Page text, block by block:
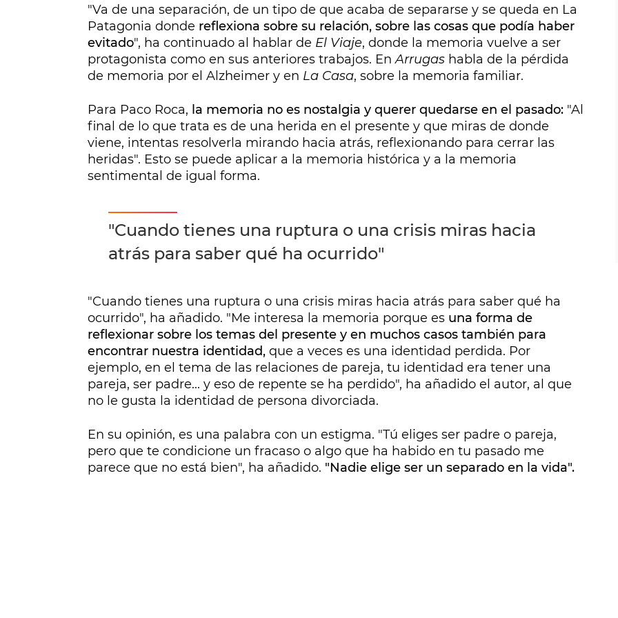
"Va de una separación, de un tipo de que acaba de separarse y se queda en La
Patagonia donde reflexiona sobre su relación, sobre las cosas que podía haber
evitado", ha continuado al hablar de El Viaje, donde la memoria vuelve a ser
protagonista como en sus anteriores trabajos. EnArrugas habla de la pérdida
de memoria por el Alzheimer y en La Casa, sobre la memoria familiar.
Para Paco Roca, la memoria no es nostalgia y querer quedarse en el pasado: "Al
final de lo que trata es de una herida en el presente y que miras de donde
viene, intentas resolverla mirando hacia atrás, reflexionando para cerrar las
heridas". Esto se puede aplicar a la memoria histórica y a la memoria
sentimental de igual forma.
"Cuando tienes una ruptura o una crisis miras hacia
atrás para saber qué ha ocurrido"
"Cuando tienes una ruptura o una crisis miras hacia atrás para saber qué ha
ocurrido", ha añadido. "Me interesa la memoria porque es una forma de
reflexionar sobre los temas del presente y en muchos casos también para
encontrar nuestra identidad, que a veces es una identidad perdida. Por
ejemplo, en el tema de las relaciones de pareja, tu identidad era tener una
pareja, ser padre... y eso de repente se ha perdido", ha añadido el autor, al que
no le gusta la identidad de persona divorciada.
En su opinión, es una palabra con un estigma. "Tú eliges ser padre o pareja,
pero que te condicione un fracaso o algo que ha habido en tu pasado me
parece que no está bien", ha añadido. "Nadie elige ser un separado en la vida".